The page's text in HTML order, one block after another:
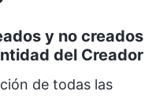
y no creados
del Creador
de todas las